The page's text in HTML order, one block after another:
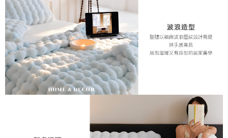
「AFTEE先享後付」，若未經同意申辦者引起之損失，本公司不負相關責
任。
４．使用「AFTEE先享後付」時，將依據個別帳號之用戶狀況，依本公司即
時審查核予不同之上限額度；若仍有額度不足之情形，本公司將視審查結果
請求用戶進行身份認證。
５．嚴禁一人註冊多個帳號或使用他人資訊註冊。若發現惡意使用之情形，
恩沛科技股份有限公司將有權停止該用戶之使用額度並採取法律行動。